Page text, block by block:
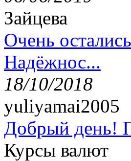
Зайцева
Очень
Надёжнос...
18/10/2018
yuliyamai2005
Добрый день!
Курсы валют